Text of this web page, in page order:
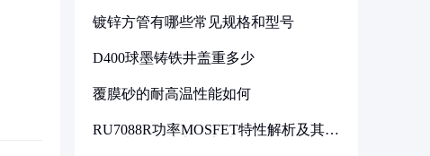
镀锌方管有哪些常见规格和型号
D400球墨铸铁井盖重多少
覆膜砂的耐高温性能如何
RU7088R功率MOSFET特性解析及其在